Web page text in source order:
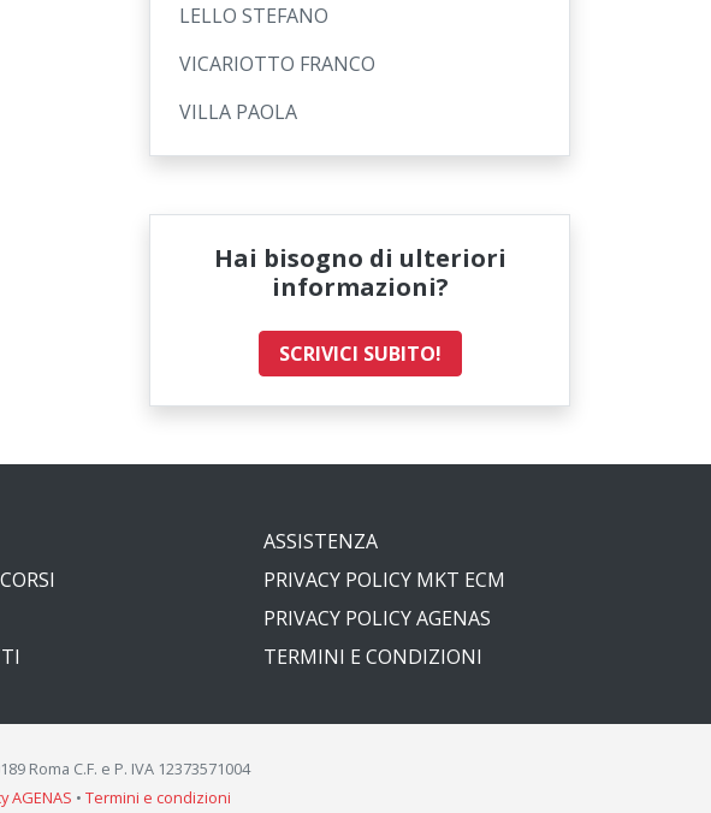
LELLO STEFANO
VICARIOTTO FRANCO
VILLA PAOLA
Hai bisogno di ulteriori
informazioni?
SCRIVICI SUBITO!
ASSISTENZA
PRIVACY POLICY MKT ECM
PRIVACY POLICY AGENAS
TERMINI E CONDIZIONI
Roma C.F. e P. IVA 12373571004
AGENAS • Termini e condizioni